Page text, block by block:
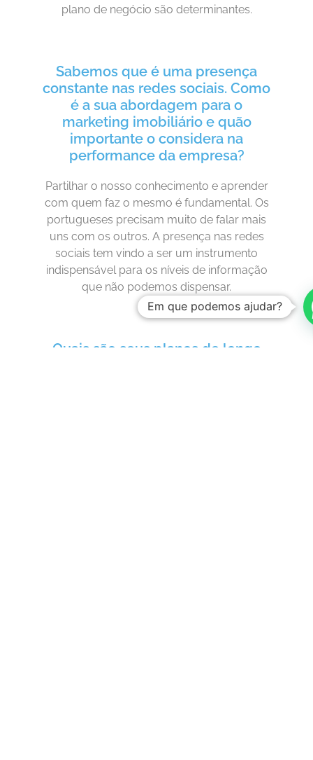
plano de negócio são determinantes.
Sabemos que é uma presença
constante nas redes sociais. Como
é a sua abordagem para o
marketing imobiliário e quão
importante o considera na
performance da empresa?
Partilhar o nosso conhecimento e aprender
com quem faz o mesmo é fundamental. Os
portugueses precisam muito de falar mais
uns com os outros. A presença nas redes
sociais tem vindo a ser um instrumento
indispensável para os níveis de informação
que não podemos dispensar.
Quais são seus planos de longo
Em que podemos ajudar?